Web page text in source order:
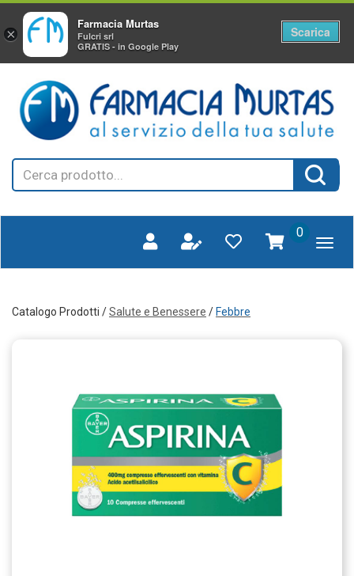
contenuto
principale
SCANO
Cerca
Prodotto
0prodotti
inseriti
Catalogo Prodotti /Salute e Benessere / Febbre
×
Farmacia Murtas
Fulcri srl
GRATIS - in Google Play
Scarica